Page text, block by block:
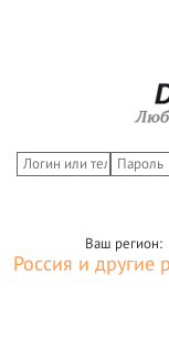
Ваш регион:
Россия и другие